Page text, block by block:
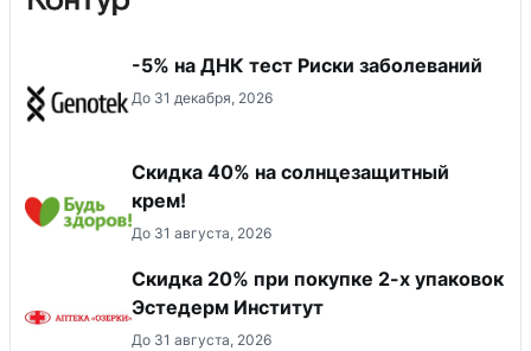
-5% на ДНК тест Риски заболеваний
До 31 декабря, 2026
Скидка 40% на солнцезащитный
крем!
До 31 августа, 2026
Скидка 20% при покупке 2-х упаковок
Эстедерм Институт
До 31 августа, 2026